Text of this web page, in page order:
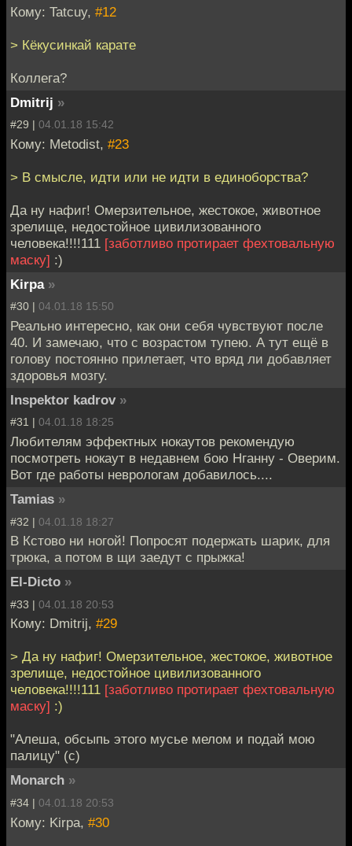
Кому: Tatcuy, #12
> Кёкусинкай карате
Коллега?
Dmitrij »
#29 | 04.01.18 15:42
Кому: Metodist, #23
> В смысле, идти или не идти в единоборства?
Да ну нафиг! Омерзительное, жестокое, животное
зрелище, недостойное цивилизованного
человека!!!!111 [заботливо протирает фехтовальную
маску] :)
Kirpa »
#30 | 04.01.18 15:50
Реально интересно, как они себя чувствуют после
40. И замечаю, что с возрастом тупею. А тут ещё в
голову постоянно прилетает, что вряд ли добавляет
здоровья мозгу.
Inspektor kadrov »
#31 | 04.01.18 18:25
Любителям эффектных нокаутов рекомендую
посмотреть нокаут в недавнем бою Нганну - Оверим.
Вот где работы неврологам добавилось....
Tamias »
#32 | 04.01.18 18:27
В Кстово ни ногой! Попросят подержать шарик, для
трюка, а потом в щи заедут с прыжка!
El-Dicto »
#33 | 04.01.18 20:53
Кому: Dmitrij, #29
> Да ну нафиг! Омерзительное, жестокое, животное
зрелище, недостойное цивилизованного
человека!!!!111 [заботливо протирает фехтовальную
маску] :)
"Алеша, обсыпь этого мусье мелом и подай мою
палицу" (с)
Monarch »
#34 | 04.01.18 20:53
Кому: Kirpa, #30